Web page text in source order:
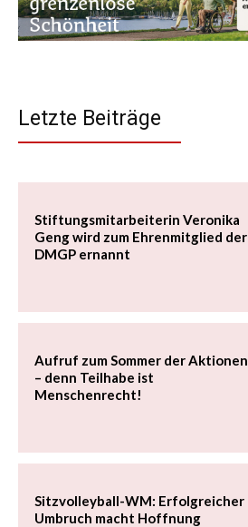
Letzte Beiträge
Stiftungsmitarbeiterin Veronika
Geng wird zum Ehrenmitglied der
DMGP ernannt
Aufruf zum Sommer der Aktionen
– denn Teilhabe ist
Menschenrecht!
Sitzvolleyball-WM: Erfolgreicher
Umbruch macht Hoffnung